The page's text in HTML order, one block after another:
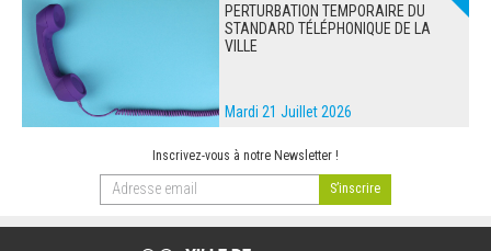
PERTURBATION TEMPORAIRE DU
STANDARD TÉLÉPHONIQUE DE LA
VILLE
Mardi 21 Juillet 2026
Inscrivez-vous à notre Newsletter !